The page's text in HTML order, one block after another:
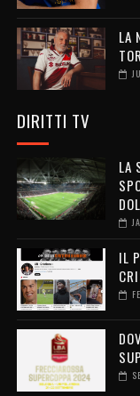
LA
DIRITTI TV
LA
IL